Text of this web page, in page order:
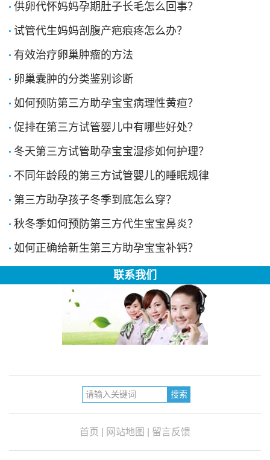
供卵代怀妈妈孕期肚子长毛怎么回事？
试管代生妈妈剖腹产疤痕疼怎么办？
有效治疗卵巢肿瘤的方法
卵巢囊肿的分类鉴别诊断
如何预防第三方助孕宝宝病理性黄疸？
促排在第三方试管婴儿中有哪些好处？
冬天第三方试管助孕宝宝湿疹如何护理？
不同年龄段的第三方试管婴儿的睡眠规律
第三方助孕孩子冬季到底怎么穿？
秋冬季如何预防第三方代生宝宝鼻炎？
如何正确给新生第三方助孕宝宝补钙？
联系我们
首页 网站地图 留言反馈